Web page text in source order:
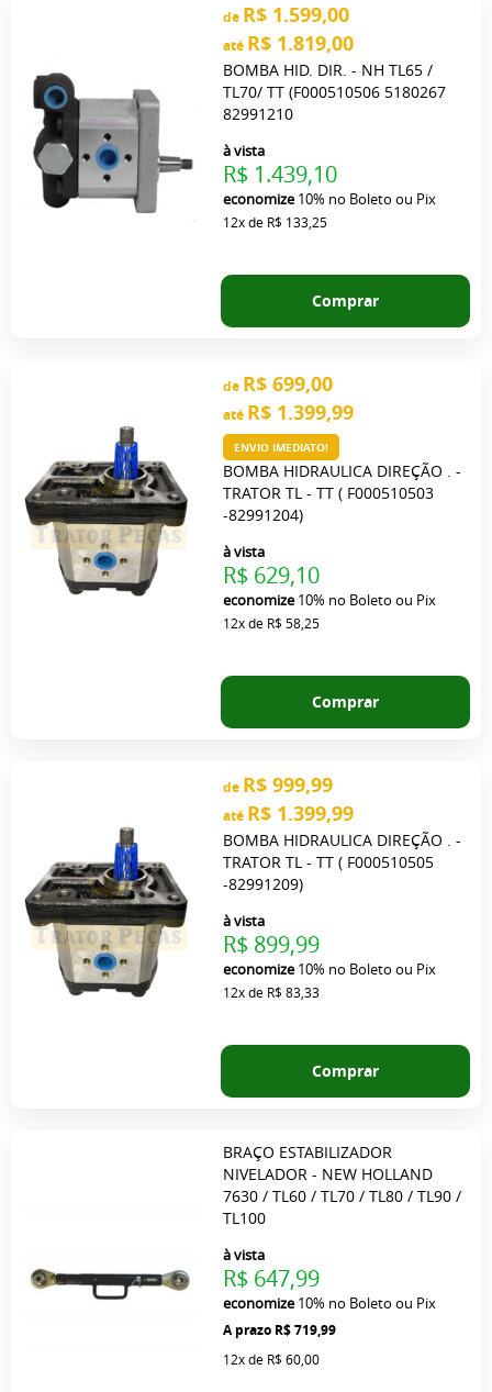
BOMBA HID. DIR. - NH TL65 /
TL70/ TT (F000510506 5180267
82991210
de R$ 1.599,00
até R$ 1.819,00
à vista
R$ 1.439,10
economize10% no Boleto ou Pix
12xde R$ 133,25
Comprar
BOMBA HIDRAULICA DIREÇÃO . -
TRATOR TL - TT ( F000510503
-82991204)
de R$ 699,00
até R$ 1.399,99
à vista
R$ 629,10
economize10% no Boleto ou Pix
12xde R$ 58,25
ENVIO IMEDIATO!
Comprar
BOMBA HIDRAULICA DIREÇÃO . -
TRATOR TL - TT ( F000510505
-82991209)
de R$ 999,99
até R$ 1.399,99
à vista
R$ 899,99
economize10% no Boleto ou Pix
12xde R$ 83,33
Comprar
BRAÇO ESTABILIZADOR
NIVELADOR - NEW HOLLAND
7630 / TL60 / TL70 / TL80 / TL90 /
TL100
R$ 719,99
à vista
R$ 647,99
economize10% no Boleto ou Pix
12xde R$ 60,00